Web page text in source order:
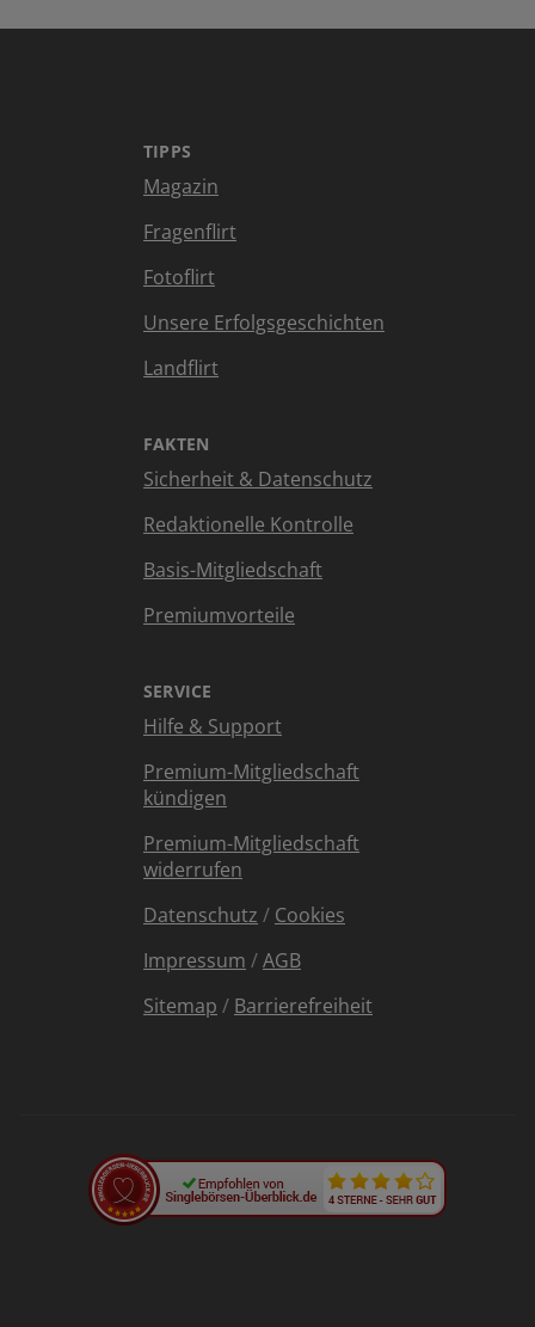
TIPPS
Magazin
Fragenflirt
Fotoflirt
Unsere Erfolgsgeschichten
Landflirt
FAKTEN
Sicherheit & Datenschutz
Redaktionelle Kontrolle
Basis-Mitgliedschaft
Premiumvorteile
SERVICE
Hilfe & Support
Premium-Mitgliedschaft
kündigen
Premium-Mitgliedschaft
widerrufen
Datenschutz / Cookies
Impressum /AGB
Sitemap / Barrierefreiheit